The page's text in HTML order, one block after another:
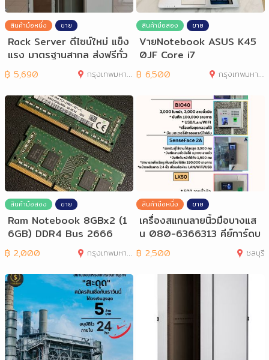
สินค้ามือหนึ่ง ขาย
Rack Server ดีไซน์ใหม่ แข็ง
แรง มาตรฐานสากล ส่งฟรีทั่ว
กรุงเทพ
฿ 5,690 กรุงเทพมหานคร
สินค้ามือสอง ขาย
VายNotebook ASUS K45
0JF Core i7
฿ 6,500 กรุงเทพมหานคร
สินค้ามือสอง ขาย
Ram Notebook 8GBx2 (1
6GB) DDR4 Bus 2666
฿ 2,000 กรุงเทพมหานคร
สินค้ามือหนึ่ง ขาย
เครื่องสแกนลายนิ้วมือบางแส
น 080-6366313 คีย์การ์ดบ
างแสน
฿ 2,500 ชลบุรี